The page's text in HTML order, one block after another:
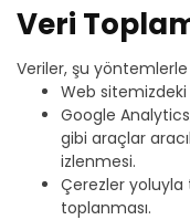
Veri
Veriler, şu
Web
Google
gibi araçlar
izlenmesi.
Çerezler
toplanması.